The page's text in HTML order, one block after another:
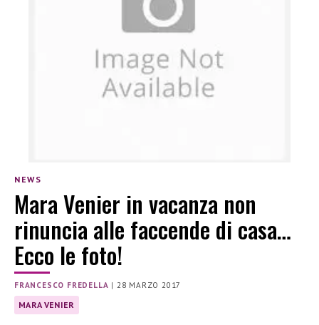
NEWS
Mara Venier in vacanza non
rinuncia alle faccende di casa…
Ecco le foto!
FRANCESCO FREDELLA | 28 MARZO 2017
MARA VENIER